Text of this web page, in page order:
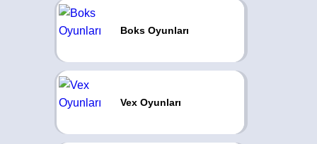
Boks Oyunları
Vex Oyunları